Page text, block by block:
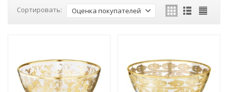
Сортировать: Оценка покупателей